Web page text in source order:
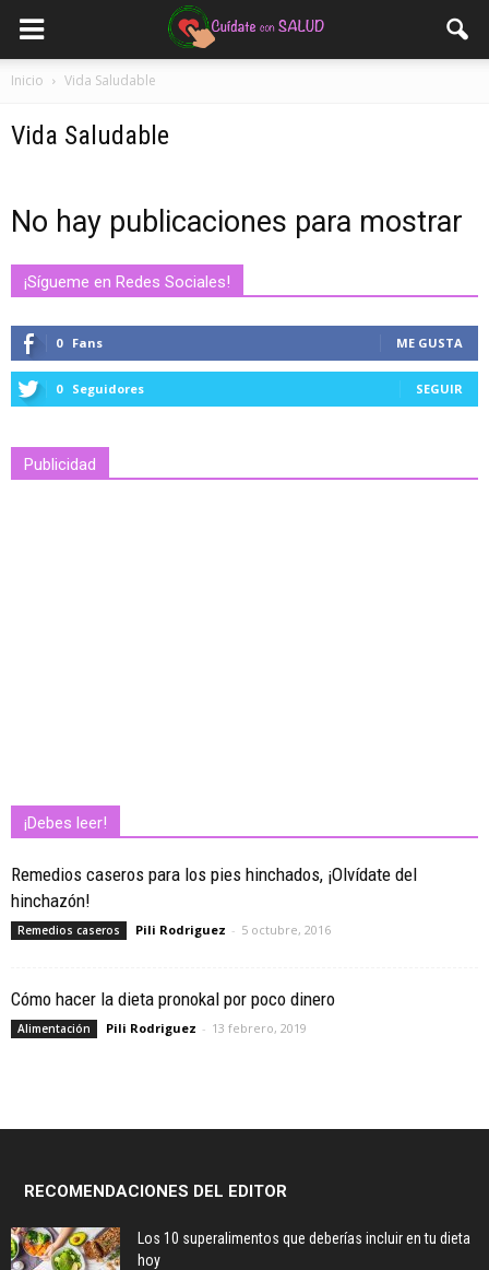
Inicio Vida Saludable
Vida Saludable
No hay publicaciones para mostrar
¡Sígueme en Redes Sociales!
0 Fans ME GUSTA
0 Seguidores SEGUIR
Publicidad
¡Debes leer!
Remedios caseros para los pies hinchados, ¡Olvídate del
hinchazón!
Remedios caseros Pili Rodriguez - 5 octubre, 2016
Cómo hacer la dieta pronokal por poco dinero
Alimentación Pili Rodriguez - 13 febrero, 2019
RECOMENDACIONES DEL EDITOR
Los 10 superalimentos que deberías incluir en tu dieta
hoy